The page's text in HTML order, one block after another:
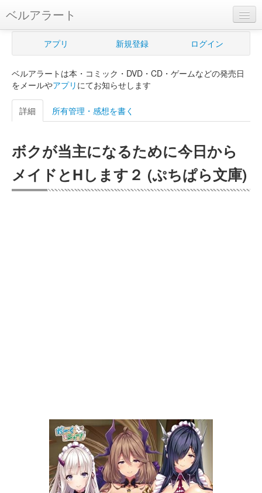
ベルアラート
ベルアラートとは
新規登録
ログイン
購入管理
Myシェルフ
アプリ 新規登録 ログイン
ベルアラートは本・コミック・DVD・CD・ゲームなどの発売日
をメールやアプリ にてお知らせします
詳細 所有管理・感想を書く
ボクが当主になるために今日から
メイドとHします２ (ぷちぱら文庫)